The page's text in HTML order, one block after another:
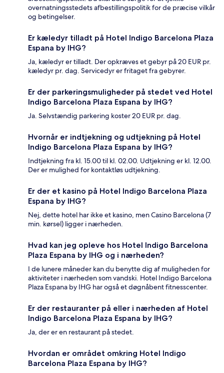
overnatningsstedets afbestillingspolitik for de præcise vilkår
og betingelser.
Er kæledyr tilladt på Hotel Indigo Barcelona Plaza
Espana by IHG?
Ja, kæledyr er tilladt. Der opkræves et gebyr på 20 EUR pr.
kæledyr pr. dag. Servicedyr er fritaget fra gebyrer.
Er der parkeringsmuligheder på stedet ved Hotel
Indigo Barcelona Plaza Espana by IHG?
Ja. Selvstændig parkering koster 20 EUR pr. dag.
Hvornår er indtjekning og udtjekning på Hotel
Indigo Barcelona Plaza Espana by IHG?
Indtjekning fra kl. 15.00 til kl. 02.00. Udtjekning er kl. 12.00.
Der er mulighed for kontaktløs udtjekning.
Er der et kasino på Hotel Indigo Barcelona Plaza
Espana by IHG?
Nej, dette hotel har ikke et kasino, men Casino Barcelona (7
min. kørsel) ligger i nærheden.
Hvad kan jeg opleve hos Hotel Indigo Barcelona
Plaza Espana by IHG og i nærheden?
I de lunere måneder kan du benytte dig af muligheden for
aktiviteter i nærheden som vandski. Hotel Indigo Barcelona
Plaza Espana by IHG har også et døgnåbent fitnesscenter.
Er der restauranter på eller i nærheden af Hotel
Indigo Barcelona Plaza Espana by IHG?
Ja, der er en restaurant på stedet.
Hvordan er området omkring Hotel Indigo
Barcelona Plaza Espana by IHG?